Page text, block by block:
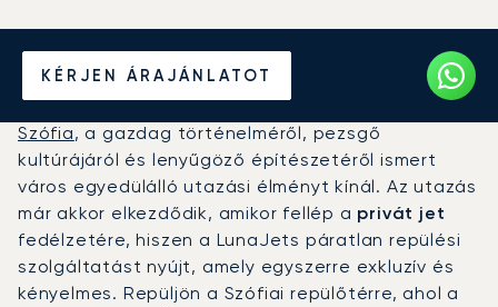
KÉRJEN ÁRAJÁNLATOT
Magánrepülőgép bérlése a
Szófiai repülőtérre (SOF)
Szófia, a gazdag történelméről, pezsgő
kultúrájáról és lenyűgöző építészetéről ismert
város egyedülálló utazási élményt kínál. Az utazás
már akkor elkezdődik, amikor fellép a privát jet
fedélzetére, hiszen a LunaJets páratlan repülési
szolgáltatást nyújt, amely egyszerre exkluzív és
kényelmes. Repüljön a Szófiai repülőtérre, ahol a